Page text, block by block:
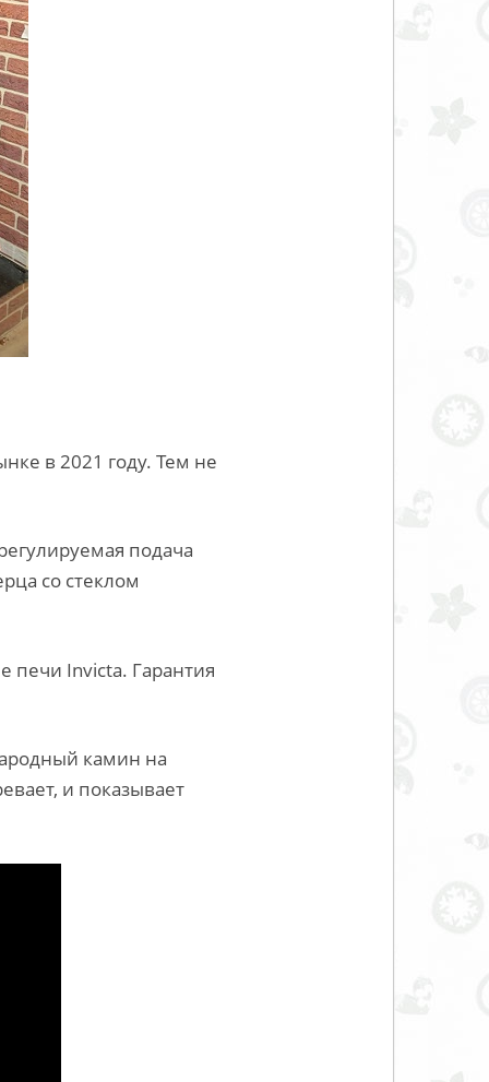
в 2021 году. Тем не
подача
со стеклом
печи Invicta. Гарантия
камин на
и показывает